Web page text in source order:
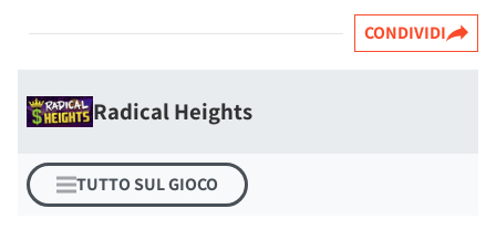
CONDIVIDI
Radical Heights
TUTTO SUL GIOCO